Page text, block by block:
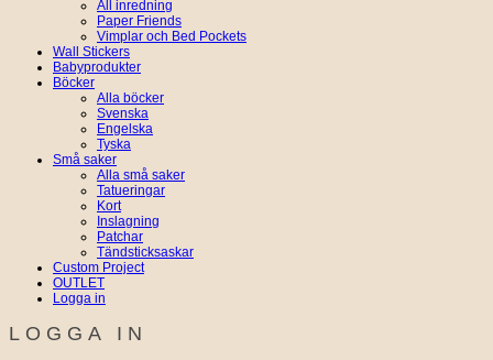
All inredning
Paper Friends
Vimplar och Bed Pockets
Wall Stickers
Babyprodukter
Böcker
Alla böcker
Svenska
Engelska
Tyska
Små saker
Alla små saker
Tatueringar
Kort
Inslagning
Patchar
Tändsticksaskar
Custom Project
OUTLET
Logga in
LOGGA IN